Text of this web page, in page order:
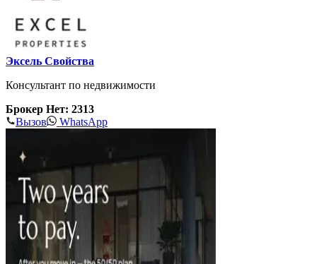
Эксель Свойства
Консультант по недвижимости
Брокер Нет: 2313
Вызов
WhatsApp